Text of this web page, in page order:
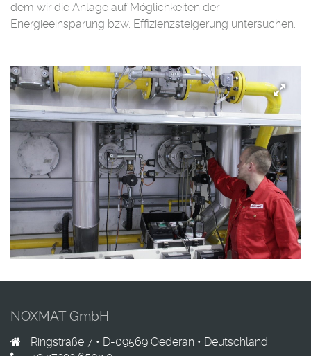
dem wir die Anlage auf Möglichkeiten der
Energieeinsparung bzw. Effizienzsteigerung untersuchen.
NOXMAT GmbH
Ringstraße 7 • D-09569 Oederan • Deutschland